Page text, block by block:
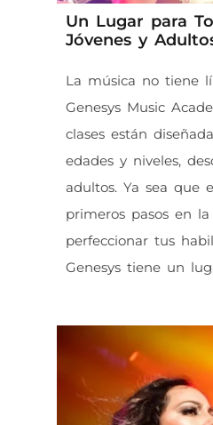
Un Lugar para
Jóvenes y
La música no tiene
Genesys Music
clases están
edades y niveles,
adultos. Ya sea que
primeros pasos en
perfeccionar tus
Genesys tiene un